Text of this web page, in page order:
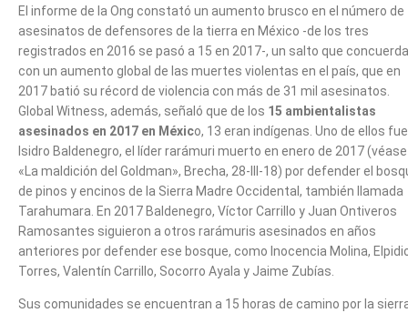
El informe de la Ong constató un aumento brusco en el número de
asesinatos de defensores de la tierra en México -de los tres
registrados en 2016 se pasó a 15 en 2017-, un salto que concuerda
con un aumento global de las muertes violentas en el país, que en
2017 batió su récord de violencia con más de 31 mil asesinatos.
Global Witness, además, señaló que de los 15 ambientalistas
asesinados en 2017 en México, 13 eran indígenas. Uno de ellos fue
Isidro Baldenegro, el líder rarámuri muerto en enero de 2017 (véase
«La maldición del Goldman», Brecha, 28-III-18) por defender el
de pinos y encinos de la Sierra Madre Occidental, también llamada
Tarahumara. En 2017 Baldenegro, Víctor Carrillo y Juan Ontiveros
Ramosantes siguieron a otros rarámuris asesinados en años
anteriores por defender ese bosque, como Inocencia Molina,
Torres, Valentín Carrillo, Socorro Ayala y Jaime Zubías.
Sus comunidades se encuentran a 15 horas de camino por la